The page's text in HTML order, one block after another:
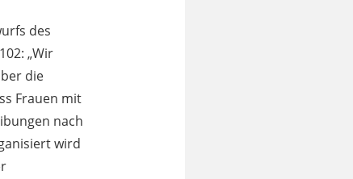
des
„Wir
die
Frauen mit
nach
wird